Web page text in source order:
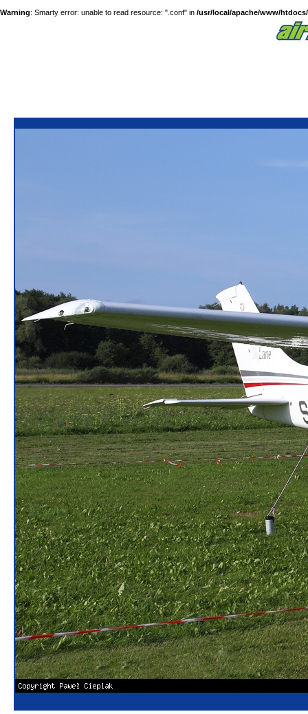
Warning: Smarty error: unable to read resource: ".conf" in /usr/local/apache/www/